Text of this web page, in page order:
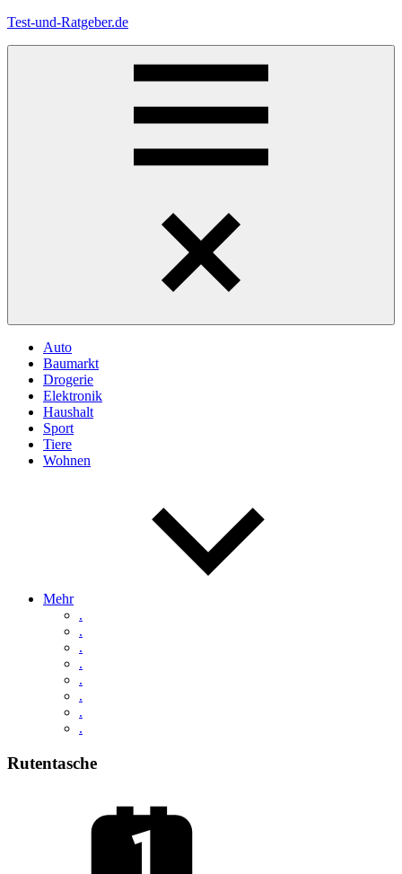
Zum
Test-und-Ratgeber.de
Auto
Baumarkt
Drogerie
Elektronik
Haushalt
Sport
Tiere
Wohnen
Mehr
.
.
.
.
.
.
.
.
Rutentasche